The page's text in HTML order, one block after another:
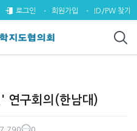
고민' 연구회
로그인 회원가입 ID/PW 찾기
연구회의(한남대)